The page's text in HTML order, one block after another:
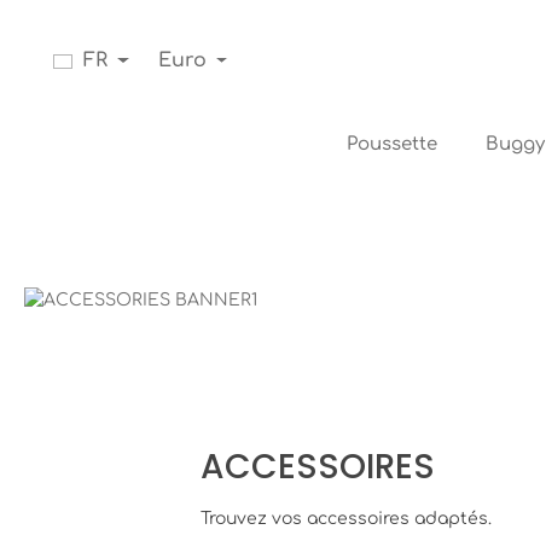
FR Euro
Poussette Buggy
Bildergalerie überspringen
ACCESSOIRES
Trouvez vos accessoires adaptés.